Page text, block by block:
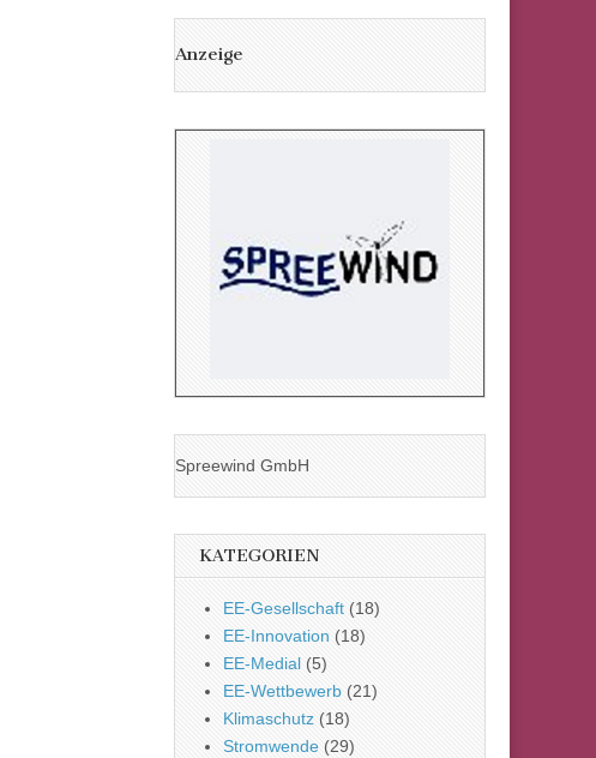
Anzeige
Spreewind GmbH
KATEGORIEN
EE-Gesellschaft (18)
EE-Innovation (18)
EE-Medial (5)
EE-Wettbewerb (21)
Klimaschutz (18)
Stromwende (29)